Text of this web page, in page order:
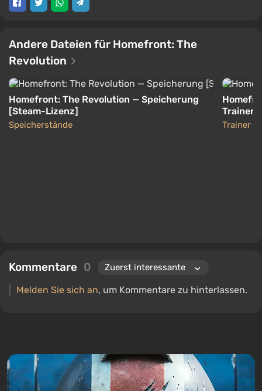
Andere Dateien für Homefront: The
Revolution
Homefront: The Revolution — Speicherung
[Steam-Lizenz]
Speicherstände
Trainer
Trainer
Kommentare 0
Melden Sie sich an, um Kommentare zu hinterlassen.